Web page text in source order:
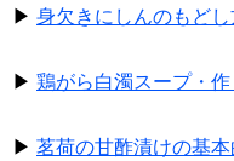
▶ 身欠きにしんのもどし
▶ 鶏がら白濁スープ・
▶ 茗荷の甘酢漬けの基